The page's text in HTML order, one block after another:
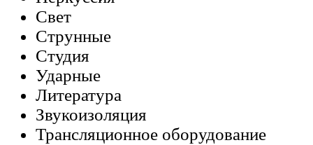
Свет
Струнные
Студия
Ударные
Литература
Звукоизоляция
Трансляционное оборудование